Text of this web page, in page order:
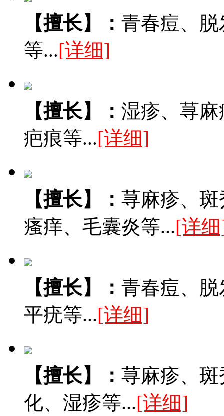
【擅长】： 青春痘、
等...[详细]
【擅长】： 湿疹、荨
疤痕等...[详细]
【擅长】： 荨麻疹、
瘙痒、毛囊炎等...[详
【擅长】： 青春痘、
平疣等...[详细]
【擅长】： 荨麻疹、
化、湿疹等...[详细]